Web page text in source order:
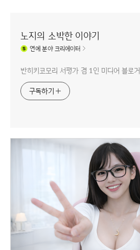
노지의 소박한 이야기
연예분야 크리에이터
반히키코모리 서평가 겸 1인 미디어 블로거
구독하기